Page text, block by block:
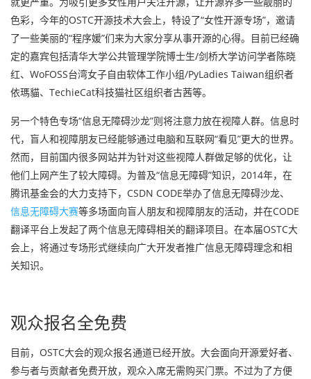
色彩，今年的OSTC开源技术大会上，特设了“女性开源专场”，邀请
了一些美丽的“程序媛”们来为大家分享从事开源的心得。目前已经确
定的嘉宾包括清华大学公共管理学院博士生/剑桥大学访问学者陈晓
红、WoFOSS台湾女子自由软体工作小组/PyLadies Taiwan组织者
依瑪貓、TechieCat科技猫社区组织者古茜等。
另一个特色专场“信息无障碍沙龙”则将注意力放在视障人群。信息时
代，盲人和视障朋友已经能够通过电脑和互联网“看见”更大的世界。
然而，目前国内很多网站并为针对这些视障人群做足够的优化，让
他们上网产生了较大障碍。为普及“信息无障碍”知识，2014年，在
腾讯基金会的大力支持下，CSDN CODE举办了信息无障碍沙龙、
信息无障碍大赛等多场面向盲人朋友和视障朋友的活动，并在CODE
翻译平台上发起了两个信息无障碍相关的翻译项目。在本届OSTC大
会上，将通过专场形式继续向广大开发者推广信息无障碍理念和相
关知识。
观众报名全免费
目前，OSTC大会的观众报名通道已经开放。大会面向开源爱好者、
参与者与贡献者免费开放，观众入席无需购买门票。不过为了方便